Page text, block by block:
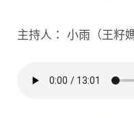
主持人： 小雨（王籽媽